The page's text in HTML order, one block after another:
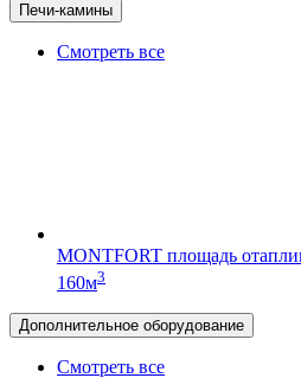
Печи-камины
Смотреть все
MONTFORT площадь
160м3
Дополнительное оборудование
Смотреть все